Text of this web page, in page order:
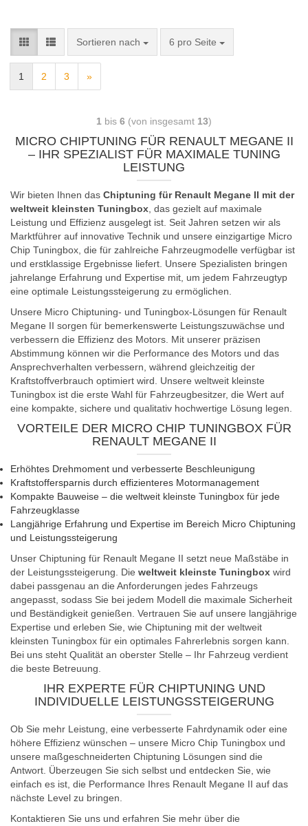
Sortieren nach 6 pro Seite
1 2 3 »
1 bis 6 (von insgesamt 13)
MICRO CHIPTUNING FÜR RENAULT MEGANE II
– IHR SPEZIALIST FÜR MAXIMALE TUNING
LEISTUNG
Wir bieten Ihnen das Chiptuning für Renault Megane II mit der
weltweit kleinsten Tuningbox, das gezielt auf maximale
Leistung und Effizienz ausgelegt ist. Seit Jahren setzen wir als
Marktführer auf innovative Technik und unsere einzigartige Micro
Chip Tuningbox, die für zahlreiche Fahrzeugmodelle verfügbar ist
und erstklassige Ergebnisse liefert. Unsere Spezialisten bringen
jahrelange Erfahrung und Expertise mit, um jedem Fahrzeugtyp
eine optimale Leistungssteigerung zu ermöglichen.
Unsere Micro Chiptuning- und Tuningbox-Lösungen für Renault
Megane II sorgen für bemerkenswerte Leistungszuwächse und
verbessern die Effizienz des Motors. Mit unserer präzisen
Abstimmung können wir die Performance des Motors und das
Ansprechverhalten verbessern, während gleichzeitig der
Kraftstoffverbrauch optimiert wird. Unsere weltweit kleinste
Tuningbox ist die erste Wahl für Fahrzeugbesitzer, die Wert auf
eine kompakte, sichere und qualitativ hochwertige Lösung legen.
VORTEILE DER MICRO CHIP TUNINGBOX FÜR
RENAULT MEGANE II
Erhöhtes Drehmoment und verbesserte Beschleunigung
Kraftstoffersparnis durch effizienteres Motormanagement
Kompakte Bauweise – die weltweit kleinste Tuningbox für jede
Fahrzeugklasse
Langjährige Erfahrung und Expertise im Bereich Micro Chiptuning
und Leistungssteigerung
Unser Chiptuning für Renault Megane II setzt neue Maßstäbe in
der Leistungssteigerung. Die weltweit kleinste Tuningbox wird
dabei passgenau an die Anforderungen jedes Fahrzeugs
angepasst, sodass Sie bei jedem Modell die maximale Sicherheit
und Beständigkeit genießen. Vertrauen Sie auf unsere langjährige
Expertise und erleben Sie, wie Chiptuning mit der weltweit
kleinsten Tuningbox für ein optimales Fahrerlebnis sorgen kann.
Bei uns steht Qualität an oberster Stelle – Ihr Fahrzeug verdient
die beste Betreuung.
IHR EXPERTE FÜR CHIPTUNING UND
INDIVIDUELLE LEISTUNGSSTEIGERUNG
Ob Sie mehr Leistung, eine verbesserte Fahrdynamik oder eine
höhere Effizienz wünschen – unsere Micro Chip Tuningbox und
unsere maßgeschneiderten Chiptuning Lösungen sind die
Antwort. Überzeugen Sie sich selbst und entdecken Sie, wie
einfach es ist, die Performance Ihres Renault Megane II auf das
nächste Level zu bringen.
Kontaktieren Sie uns und erfahren Sie mehr über die